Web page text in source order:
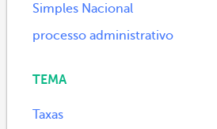
Simples Nacional
processo administrativo
TEMA
Taxas